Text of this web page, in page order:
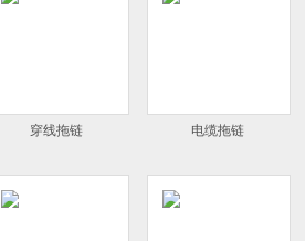
穿线拖链 电缆拖链